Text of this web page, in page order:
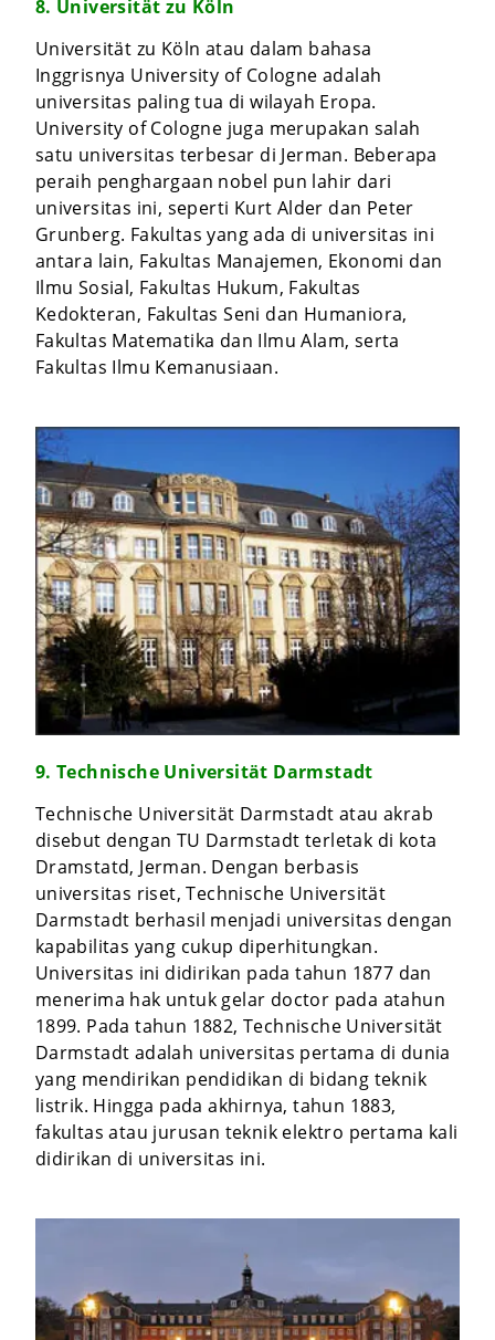
8. Universität zu Köln
Universität zu Köln atau dalam bahasa
Inggrisnya University of Cologne adalah
universitas paling tua di wilayah Eropa.
University of Cologne juga merupakan salah
satu universitas terbesar di Jerman. Beberapa
peraih penghargaan nobel pun lahir dari
universitas ini, seperti Kurt Alder dan Peter
Grunberg. Fakultas yang ada di universitas ini
antara lain, Fakultas Manajemen, Ekonomi dan
Ilmu Sosial, Fakultas Hukum, Fakultas
Kedokteran, Fakultas Seni dan Humaniora,
Fakultas Matematika dan Ilmu Alam, serta
Fakultas Ilmu Kemanusiaan.
9. Technische Universität Darmstadt
Technische Universität Darmstadt atau akrab
disebut dengan TU Darmstadt terletak di kota
Dramstatd, Jerman. Dengan berbasis
universitas riset, Technische Universität
Darmstadt berhasil menjadi universitas dengan
kapabilitas yang cukup diperhitungkan.
Universitas ini didirikan pada tahun 1877 dan
menerima hak untuk gelar doctor pada atahun
1899. Pada tahun 1882, Technische Universität
Darmstadt adalah universitas pertama di dunia
yang mendirikan pendidikan di bidang teknik
listrik. Hingga pada akhirnya, tahun 1883,
fakultas atau jurusan teknik elektro pertama kali
didirikan di universitas ini.